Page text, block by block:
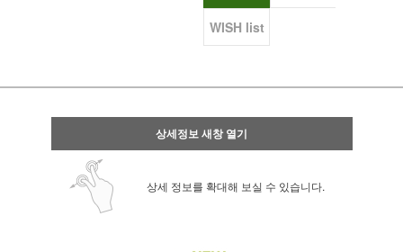
WISH list
상세정보 새창 열기
상세 정보를 확대해 보실 수 있습니다.